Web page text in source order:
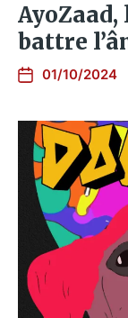
battre
01/10/2024